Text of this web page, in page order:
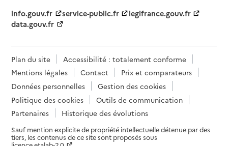
info.gouv.fr
service-public.fr
legifrance.gouv.fr
data.gouv.fr
Plan du site
Accessibilité : totalement conforme
Mentions légales
Contact
Prix et comparateurs
Données personnelles
Gestion des cookies
Politique des cookies
Outils de communication
Partenaires
Historique des évolutions
Sauf mention explicite de propriété intellectuelle détenue par des
tiers, les contenus de ce site sont proposés sous